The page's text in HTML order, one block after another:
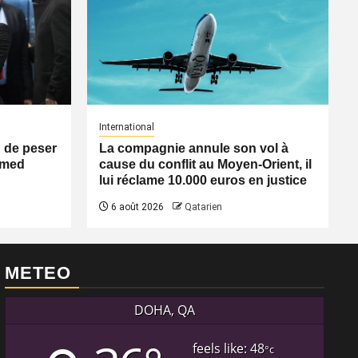
de peser
International
La compagnie annule son vol à
cause du conflit au Moyen-Orient, il
lui réclame 10.000 euros en justice
6 août 2026 Qatarien
METEO
DOHA, QA
feels like: 48°c